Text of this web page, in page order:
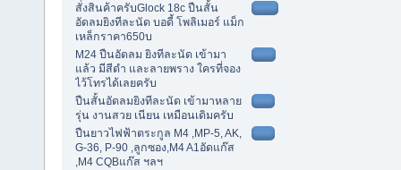
สั่งสินค้าครับGlock 18c ปืนสั้น
อัดลมยิงทีละนัด บอดี้ โพลิเมอร์ แม็ก
เหล็กราคา650บ
M24 ปืนอัดลม ยิงทีละนัด เข้ามา
แล้ว มีสีดำ และลายพราง ใครที่จอง
ไว้โทรได้เลยครับ
ปืนสั้นอัดลมยิงทีละนัด เข้ามาหลาย
รุ่น งานสวย เนียน เหมือนเดิมครับ
ปืนยาวไฟฟ้าตระกูล M4 ,MP-5, AK,
G-36, P-90 ,ลูกซอง,M4 A1อัดแก๊ส
,M4 CQBแก๊ส ฯลฯ